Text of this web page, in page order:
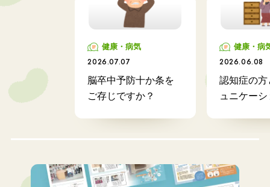
健康・病気
2026.07.07
脳卒中予防十か条を
ご存じですか？
健康・病
2026.06.08
認知症の
ュニケー